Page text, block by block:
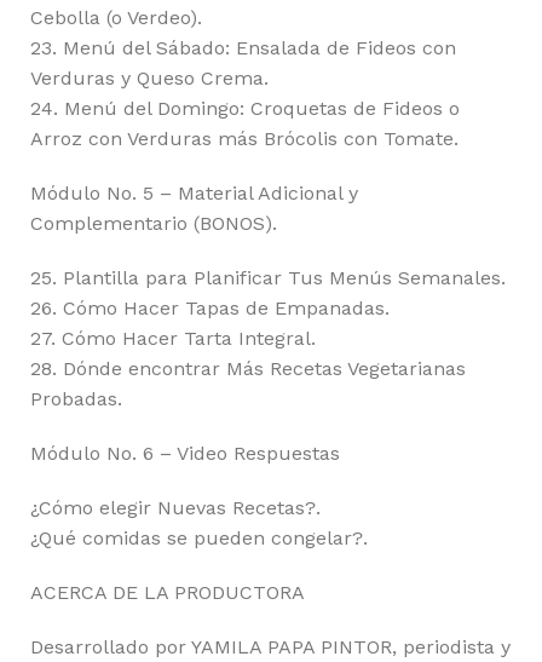
Cebolla (o Verdeo).
23. Menú del Sábado: Ensalada de Fideos con
Verduras y Queso Crema.
24. Menú del Domingo: Croquetas de Fideos o
Arroz con Verduras más Brócolis con Tomate.
Módulo No. 5 – Material Adicional y
Complementario (BONOS).
25. Plantilla para Planificar Tus Menús Semanales.
26. Cómo Hacer Tapas de Empanadas.
27. Cómo Hacer Tarta Integral.
28. Dónde encontrar Más Recetas Vegetarianas
Probadas.
Módulo No. 6 – Video Respuestas
¿Cómo elegir Nuevas Recetas?.
¿Qué comidas se pueden congelar?.
ACERCA DE LA PRODUCTORA
Desarrollado por YAMILA PAPA PINTOR, periodista y